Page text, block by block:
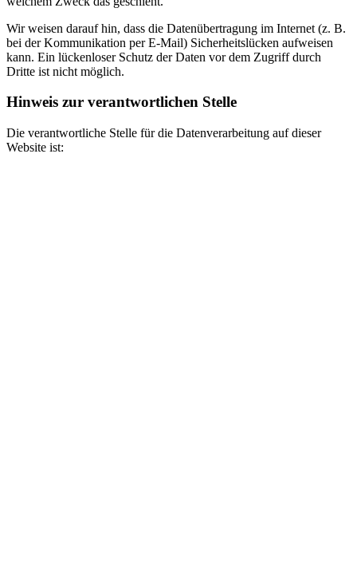
Wir weisen darauf hin, dass die Datenübertragung im Internet (z. B.
bei der Kommunikation per E-Mail) Sicherheitslücken aufweisen
kann. Ein lückenloser Schutz der Daten vor dem Zugriff durch
Dritte ist nicht möglich.
Hinweis zur verantwortlichen Stelle
Die verantwortliche Stelle für die Datenverarbeitung auf dieser
Website ist: